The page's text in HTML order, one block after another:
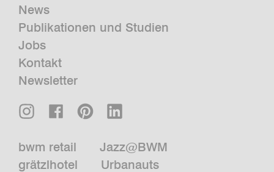
News
Publikationen und Studien
Jobs
Kontakt
Newsletter
bwm retail
Jazz@BWM
grätzlhotel
Urbanauts